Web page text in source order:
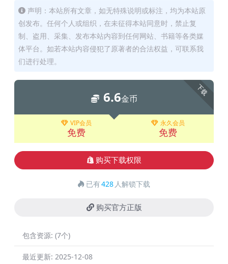
声明：本站所有文章，如无特殊说明或标注，均为本站原
创发布。任何个人或组织，在未征得本站同意时，禁止复
制、盗用、采集、发布本站内容到任何网站、书籍等各类媒
体平台。如若本站内容侵犯了原著者的合法权益，可联系我
们进行处理。
下载
6.6金币
VIP会员
免费
永久会员
免费
购买下载权限
已有428 人解锁下载
购买官方正版
包含资源: (7个)
最近更新: 2025-12-08